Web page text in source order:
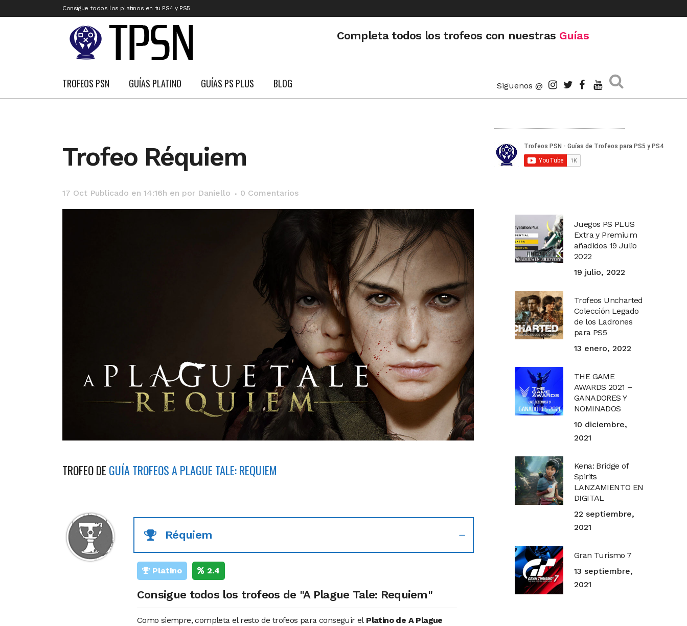
Consigue todos los platinos en tu PS4 y PS5
Completa todos los trofeos con nuestras Guías
TROFEOS PSN GUÍAS PLATINO GUÍAS PS PLUS BLOG Siguenos @
Trofeo Réquiem
17 Oct Publicado en 14:16h en por Daniello 0 Comentarios
TROFEO DE GUÍA TROFEOS A PLAGUE TALE: REQUIEM
Réquiem
Platino 2.4
Consigue todos los trofeos de "A Plague Tale: Requiem"
Como siempre, completa el resto de trofeos para conseguir elPlatino de A Plague
Juegos PS PLUS
Extra y Premium
añadidos 19 Julio
2022
19 julio, 2022
Trofeos Uncharted
Colección Legado
de los Ladrones
para PS5
13 enero, 2022
THE GAME
AWARDS 2021 –
GANADORES Y
NOMINADOS
10 diciembre,
2021
Kena: Bridge of
Spirits
LANZAMIENTO EN
DIGITAL
22 septiembre,
2021
Gran Turismo 7
13 septiembre,
2021